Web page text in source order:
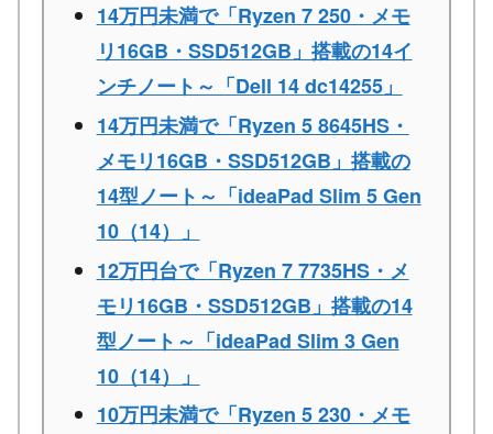
14万円未満で「Ryzen 7 250・メモ
リ16GB・SSD512GB」搭載の14イ
ンチノート～「Dell 14 dc14255」
14万円未満で「Ryzen 5 8645HS・
メモリ16GB・SSD512GB」搭載の
14型ノート～「ideaPad Slim 5 Gen
10（14）」
12万円台で「Ryzen 7 7735HS・メ
モリ16GB・SSD512GB」搭載の14
型ノート～「ideaPad Slim 3 Gen
10（14）」
10万円未満で「Ryzen 5 230・メモ